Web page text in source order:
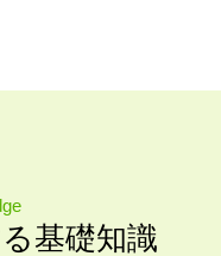
基礎知識